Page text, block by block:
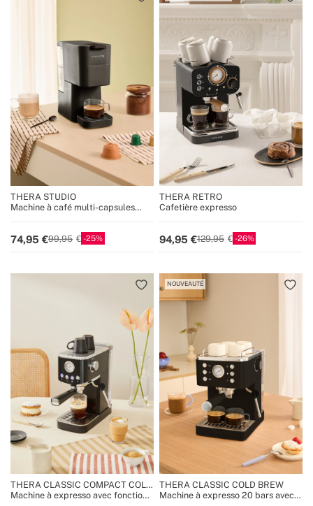
THERA STUDIO
Machine à café multi-capsules
74,95 99,95 25
THERA RETRO
Cafetière expresso
94,95 129,95 26
THERA CLASSIC COMPACT COLD
BREW
Machine à expresso avec fonction
NOUVEAUTÉ
THERA CLASSIC COLD BREW
Machine à expresso 20 bars avec